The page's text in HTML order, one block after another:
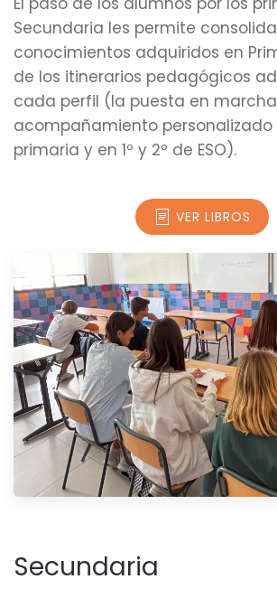
Secundaria les permite
conocimientos adquiridos en
de los itinerarios pedagógicos
cada perfil (la puesta en
acompañamiento personalizado
primaria y en 1º y 2º de ESO).
VER LIBROS
Secundaria